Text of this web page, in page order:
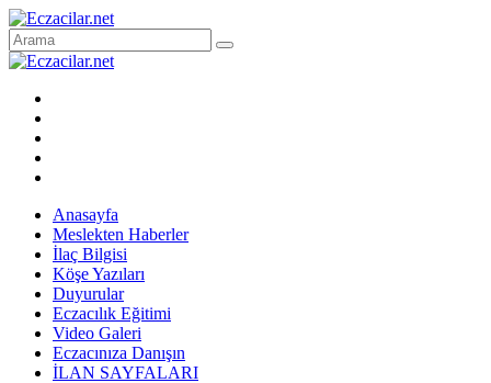
Anasayfa
Meslekten Haberler
İlaç Bilgisi
Köşe Yazıları
Duyurular
Eczacılık Eğitimi
Video Galeri
Eczacınıza Danışın
İLAN SAYFALARI